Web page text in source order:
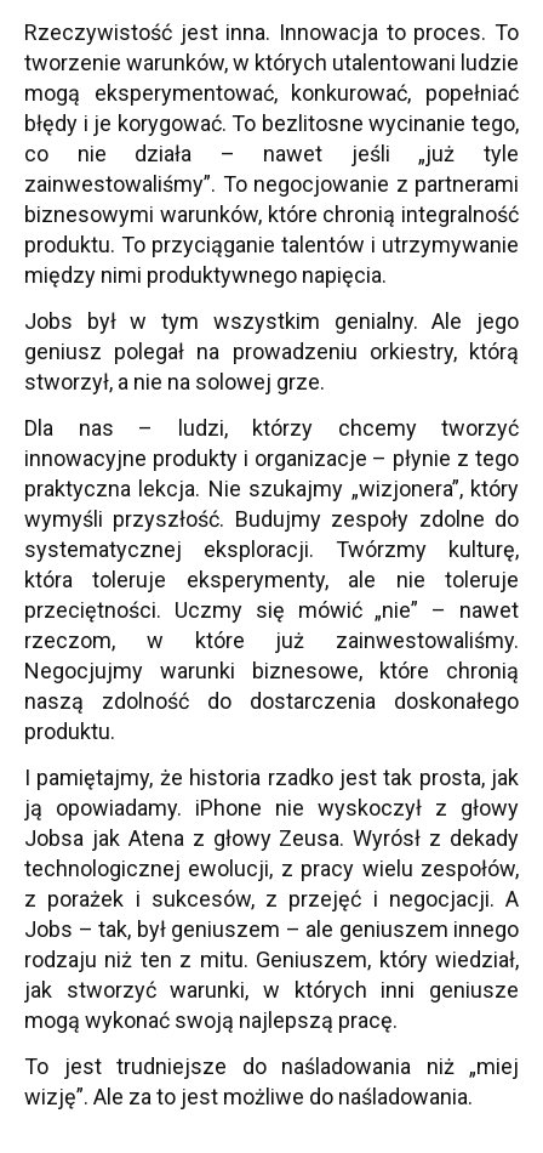
Rzeczywistość jest inna. Innowacja to proces. To
tworzenie warunków, w których utalentowani ludzie
mogą eksperymentować, konkurować, popełniać
błędy i je korygować. To bezlitosne wycinanie tego,
co nie działa – nawet jeśli „już tyle
zainwestowaliśmy”. To negocjowanie z partnerami
biznesowymi warunków, które chronią integralność
produktu. To przyciąganie talentów i utrzymywanie
między nimi produktywnego napięcia.
Jobs był w tym wszystkim genialny. Ale jego
geniusz polegał na prowadzeniu orkiestry, którą
stworzył, a nie na solowej grze.
Dla nas – ludzi, którzy chcemy tworzyć
innowacyjne produkty i organizacje – płynie z tego
praktyczna lekcja. Nie szukajmy „wizjonera”, który
wymyśli przyszłość. Budujmy zespoły zdolne do
systematycznej eksploracji. Twórzmy kulturę,
która toleruje eksperymenty, ale nie toleruje
przeciętności. Uczmy się mówić „nie” – nawet
rzeczom, w które już zainwestowaliśmy.
Negocjujmy warunki biznesowe, które chronią
naszą zdolność do dostarczenia doskonałego
produktu.
I pamiętajmy, że historia rzadko jest tak prosta, jak
ją opowiadamy. iPhone nie wyskoczył z głowy
Jobsa jak Atena z głowy Zeusa. Wyrósł z dekady
technologicznej ewolucji, z pracy wielu zespołów,
z porażek i sukcesów, z przejęć i negocjacji. A
Jobs – tak, był geniuszem – ale geniuszem innego
rodzaju niż ten z mitu. Geniuszem, który wiedział,
jak stworzyć warunki, w których inni geniusze
mogą wykonać swoją najlepszą pracę.
To jest trudniejsze do naśladowania niż „miej
wizję”. Ale za to jest możliwe do naśladowania.